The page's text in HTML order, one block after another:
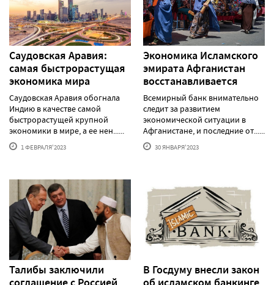
Саудовская Аравия:
самая быстрорастущая
экономика мира
Саудовская Аравия обогнала
Индию в качестве самой
быстрорастущей крупной
экономики в мире, а ее нен......
1 ФЕВРАЛЯ'2023
Экономика Исламского
эмирата Афганистан
восстанавливается
Всемирный банк внимательно
следит за развитием
экономической ситуации в
Афганистане, и последние от......
30 ЯНВАРЯ'2023
Талибы заключили
В Госдуму внесли закон